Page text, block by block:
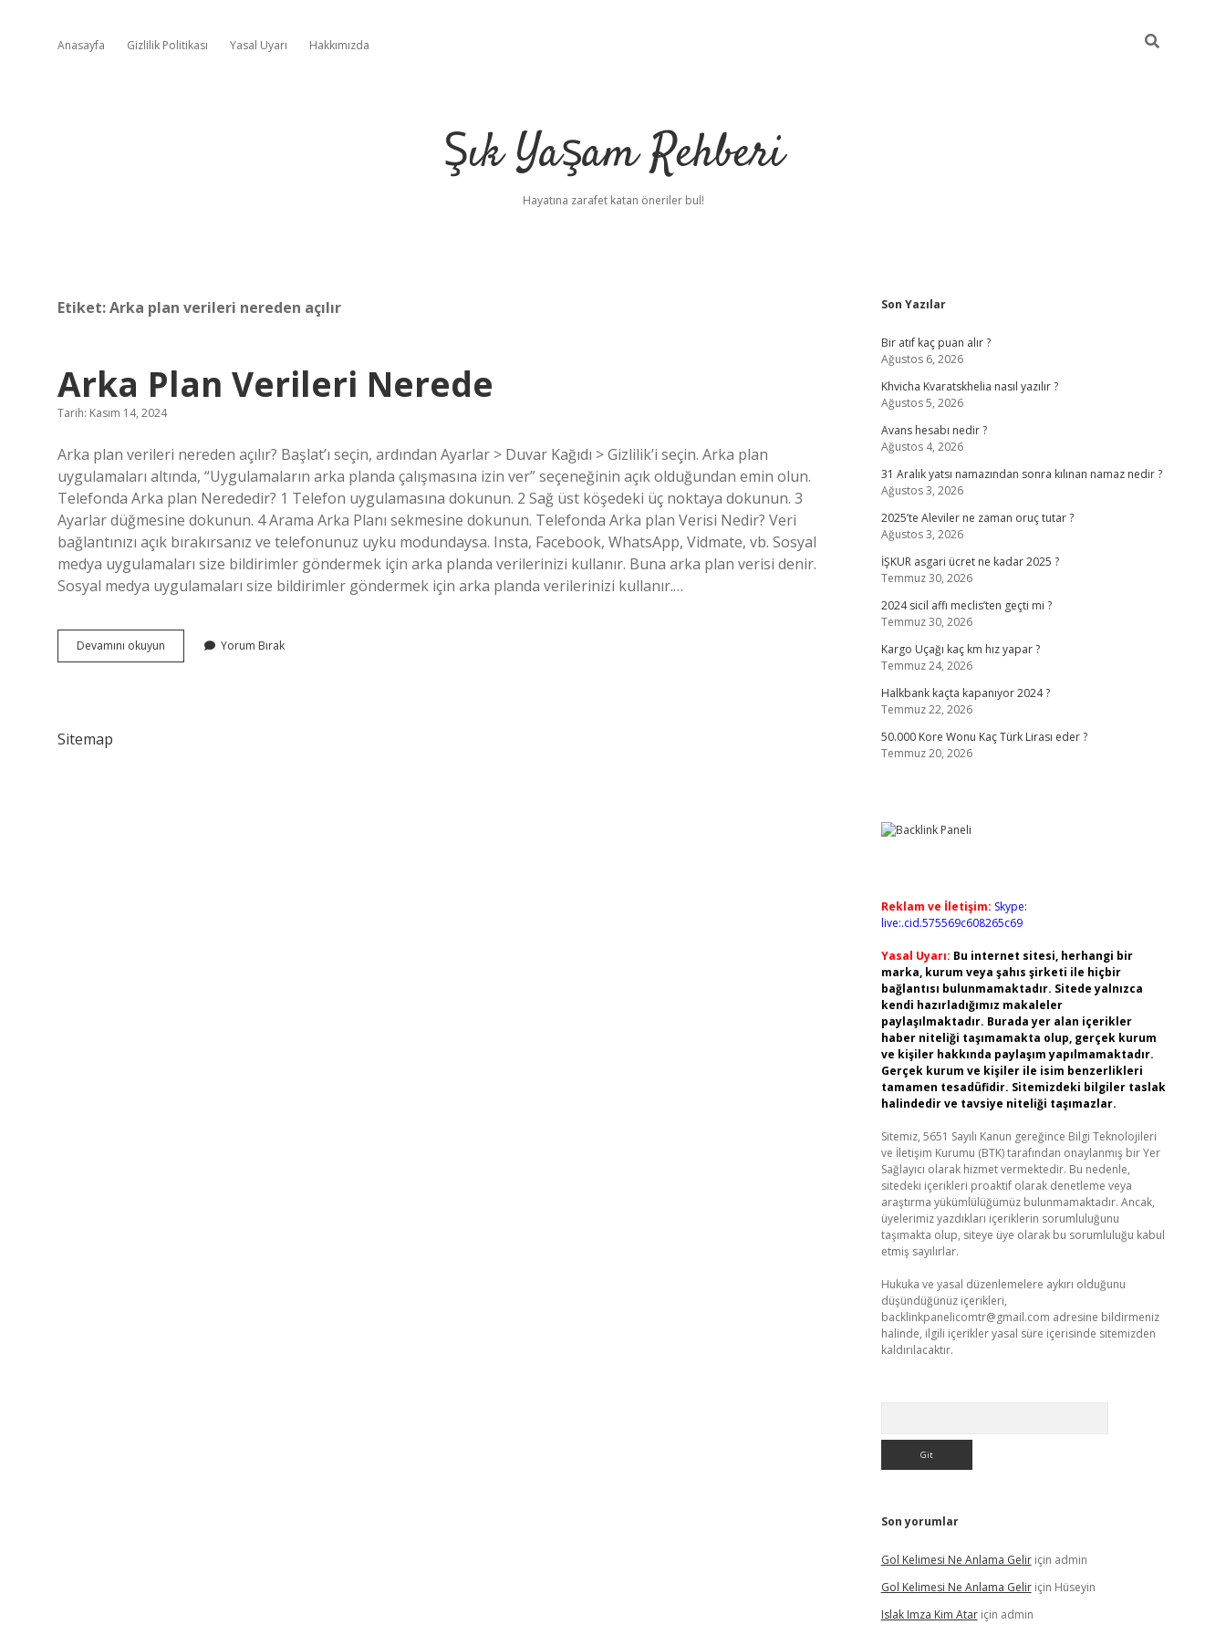
Anasayfa Gizlilik Politikası Yasal Uyarı Hakkımızda
Şık Yaşam Rehberi
Hayatına zarafet katan öneriler bul!
Etiket:Arka plan verileri nereden açılır
Arka Plan Verileri Nerede
Tarih: Kasım 14, 2024
Arka plan verileri nereden açılır? Başlat’ı seçin, ardından Ayarlar > Duvar Kağıdı > Gizlilik’i seçin. Arka plan
uygulamaları altında, “Uygulamaların arka planda çalışmasına izin ver” seçeneğinin açık olduğundan emin olun.
Telefonda Arka plan Nerededir? 1 Telefon uygulamasına dokunun. 2 Sağ üst köşedeki üç noktaya dokunun. 3
Ayarlar düğmesine dokunun. 4 Arama Arka Planı sekmesine dokunun. Telefonda Arka plan Verisi Nedir? Veri
bağlantınızı açık bırakırsanız ve telefonunuz uyku modundaysa. Insta, Facebook, WhatsApp, Vidmate, vb. Sosyal
medya uygulamaları size bildirimler göndermek için arka planda verilerinizi kullanır. Buna arka plan verisi denir.
Sosyal medya uygulamaları size bildirimler göndermek için arka planda verilerinizi kullanır.…
Devamını okuyun
Plan
Yorum Bırak
Sitemap
Sidebar
Son Yazılar
Bir atıf kaç puan alır ?
Ağustos 6, 2026
Khvicha Kvaratskhelia nasıl yazılır ?
Ağustos 5, 2026
Avans hesabı nedir ?
Ağustos 4, 2026
31 Aralık yatsı namazından sonra kılınan namaz nedir ?
Ağustos 3, 2026
2025’te Aleviler ne zaman oruç tutar ?
Ağustos 3, 2026
İŞKUR asgari ücret ne kadar 2025 ?
Temmuz 30, 2026
2024 sicil affı meclis’ten geçti mi ?
Temmuz 30, 2026
Kargo Uçağı kaç km hız yapar ?
Temmuz 24, 2026
Halkbank kaçta kapanıyor 2024 ?
Temmuz 22, 2026
50.000 Kore Wonu Kaç Türk Lirası eder ?
Temmuz 20, 2026
Reklam ve İletişim: Skype:
live:.cid.575569c608265c69
Yasal Uyarı: Bu internet sitesi, herhangi bir
marka, kurum veya şahıs şirketi ile hiçbir
bağlantısı bulunmamaktadır. Sitede yalnızca
kendi hazırladığımız makaleler
paylaşılmaktadır. Burada yer alan içerikler
haber niteliği taşımamakta olup, gerçek kurum
ve kişiler hakkında paylaşım yapılmamaktadır.
Gerçek kurum ve kişiler ile isim benzerlikleri
tamamen tesadüfidir. Sitemizdeki bilgiler taslak
halindedir ve tavsiye niteliği taşımazlar.
Sitemiz, 5651 Sayılı Kanun gereğince Bilgi Teknolojileri
ve İletişim Kurumu (BTK) tarafından onaylanmış bir Yer
Sağlayıcı olarak hizmet vermektedir. Bu nedenle,
sitedeki içerikleri proaktif olarak denetleme veya
araştırma yükümlülüğümüz bulunmamaktadır. Ancak,
üyelerimiz yazdıkları içeriklerin sorumluluğunu
taşımakta olup, siteye üye olarak bu sorumluluğu kabul
etmiş sayılırlar.
Hukuka ve yasal düzenlemelere aykırı olduğunu
düşündüğünüz içerikleri,
backlinkpanelicomtr@gmail.com adresine bildirmeniz
halinde, ilgili içerikler yasal süre içerisinde sitemizden
kaldırılacaktır.
Son yorumlar
Gol Kelimesi Ne Anlama Geliriçin admin
Gol Kelimesi Ne Anlama Geliriçin Hüseyin
Islak Imza Kim Atariçin admin